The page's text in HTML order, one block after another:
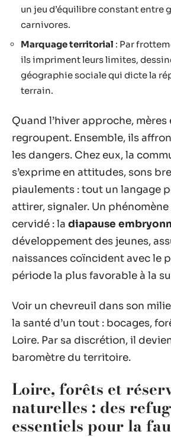
un jeu d’équilibre constant entre
carnivores.
Marquage territorial : Par
ils impriment leurs limites,
géographie sociale qui dicte la
terrain.
Quand l’hiver approche, mères
regroupent. Ensemble, ils
les dangers. Chez eux, la
s’exprime en attitudes, sons
piaulements : tout un langage
attirer, signaler. Un
cervidé : la diapause
développement des jeunes,
naissances coïncident avec le
période la plus favorable à la
Voir un chevreuil dans son
la santé d’un tout : bocages,
Loire. Par sa discrétion, il
baromètre du territoire.
Loire, forêts et
naturelles : des
essentiels pour la